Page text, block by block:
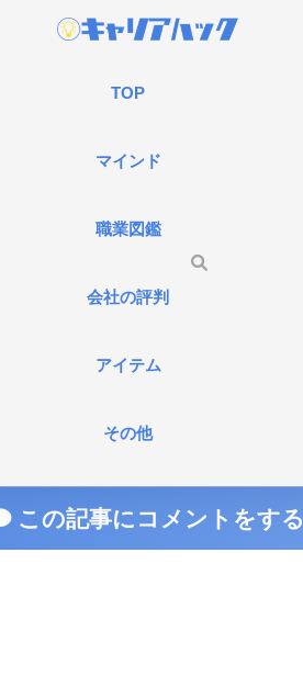
TOP
マインド
職業図鑑
会社の評判
アイテム
その他
この記事にコメントをする